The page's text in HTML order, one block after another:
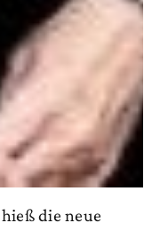
die neue